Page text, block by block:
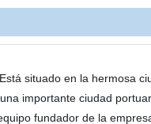
situado en la hermosa
importante ciudad
fundador de la